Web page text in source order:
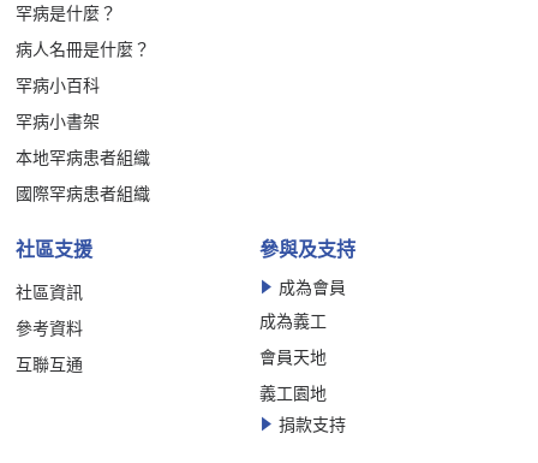
罕病是什麼？
病人名冊是什麼？
罕病小百科
罕病小書架
本地罕病患者組織
國際罕病患者組織
社區支援
社區資訊
參考資料
互聯互通
參與及支持
成為會員
成為義工
會員天地
義工園地
捐款支持